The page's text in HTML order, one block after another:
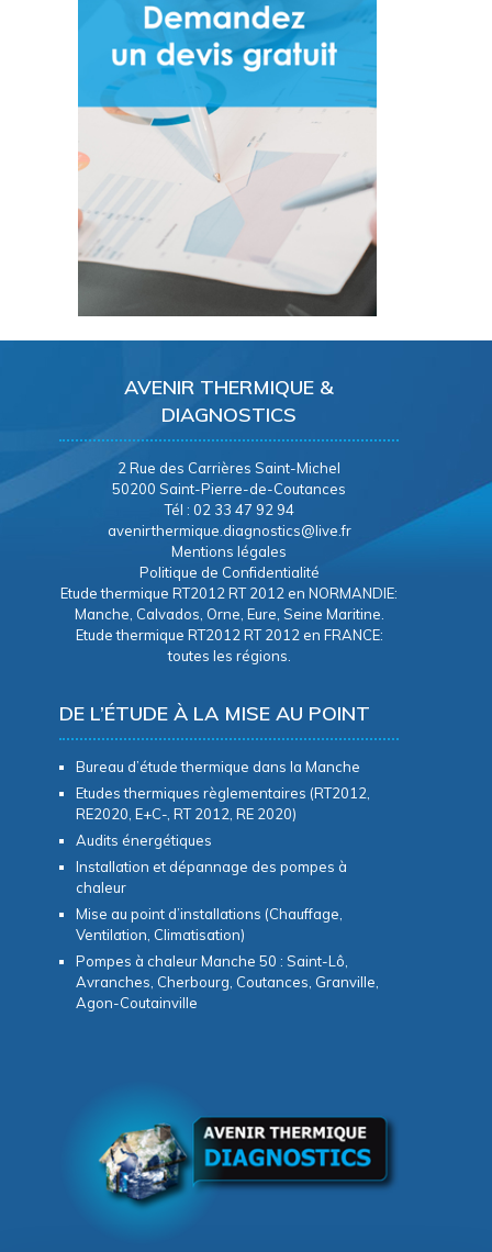
AVENIR THERMIQUE &
DIAGNOSTICS
2 Rue des Carrières Saint-Michel
50200 Saint-Pierre-de-Coutances
Tél : 02 33 47 92 94
avenirthermique.diagnostics@live.fr
Mentions légales
Politique de Confidentialité
Etude thermique RT2012 RT 2012 en NORMANDIE:
Manche, Calvados, Orne, Eure, Seine Maritine.
Etude thermique RT2012 RT 2012 en FRANCE:
toutes les régions.
DE L’ÉTUDE À LA MISE AU POINT
Bureau d’étude thermique dans la Manche
Etudes thermiques règlementaires (RT2012,
RE2020, E+C-, RT 2012, RE 2020)
Audits énergétiques
Installation et dépannage des pompes à
chaleur
Mise au point d’installations (Chauffage,
Ventilation, Climatisation)
Pompes à chaleur Manche 50 : Saint-Lô,
Avranches, Cherbourg, Coutances, Granville,
Agon-Coutainville